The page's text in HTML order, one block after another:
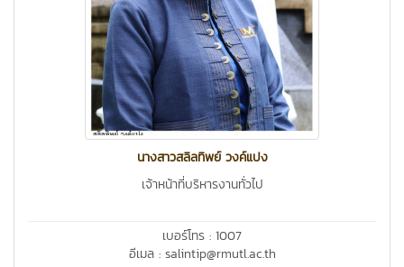
นางสาวสลิลทิพย์ วงค์แปง
เจ้าหน้าที่บริหารงานทั่วไป
เบอร์โทร : 1007
อีเมล : salintip@rmutl.ac.th